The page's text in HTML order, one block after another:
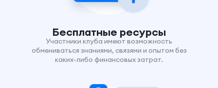
Бесплатные ресурсы
Участники клуба имеют возможность
обмениваться знаниями, связями и опытом без
каких-либо финансовых затрат.